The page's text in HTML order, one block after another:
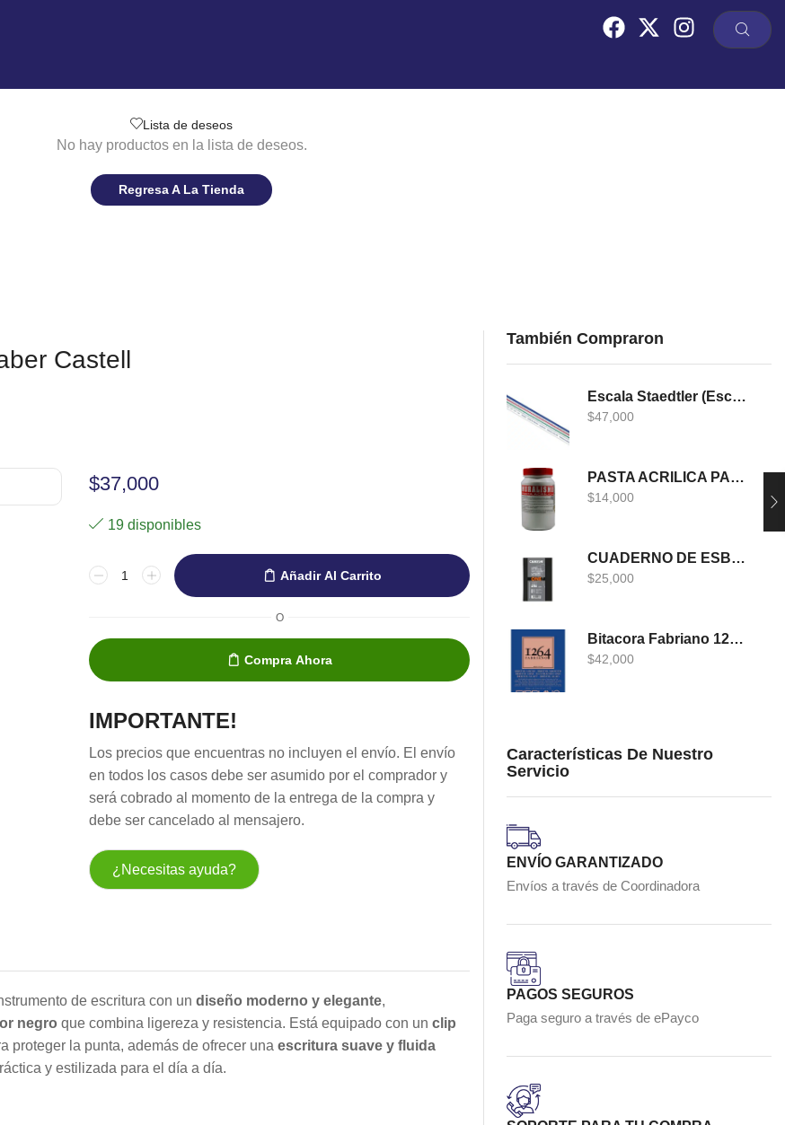
Lista de deseos
No hay productos en la lista de deseos.
Regresa A La Tienda
Castell
$37,000
19 disponibles
Añadir Al Carrito
O
Compra Ahora
IMPORTANTE!
Los precios que encuentras no incluyen el envío. El envío
en todos los casos debe ser asumido por el comprador y
será cobrado al momento de la entrega de la compra y
debe ser cancelado al mensajero.
¿Necesitas ayuda?
de escritura con un diseño moderno y elegante,
negro que combina ligereza y resistencia. Está equipado con un clip
proteger la punta, además de ofrecer una escritura suave y fluida
y estilizada para el día a día.
También Compraron
Escala Staedtler (Escalimetro)
$47,000
PASTA ACRILICA PARA MURALISMO 400 GRS
$14,000
CUADERNO DE ESBOZO CANSON ONE
$25,000
Bitacora Fabriano 1264 DIBUJO A5
$42,000
Características De Nuestro
Servicio
ENVÍO GARANTIZADO
Envíos a través de Coordinadora
PAGOS SEGUROS
Paga seguro a través de ePayco